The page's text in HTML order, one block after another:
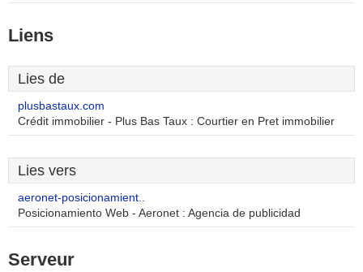
Liens
Lies de
plusbastaux.com
Crédit immobilier - Plus Bas Taux : Courtier en Pret immobilier
Lies vers
aeronet-posicionamient..
Posicionamiento Web - Aeronet : Agencia de publicidad
Serveur